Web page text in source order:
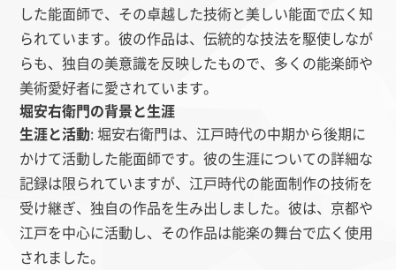
した能面師で、その卓越した技術と美しい能面で広く知
られています。彼の作品は、伝統的な技法を駆使しなが
らも、独自の美意識を反映したもので、多くの能楽師や
美術愛好者に愛されています。
堀安右衛門の背景と生涯
生涯と活動: 堀安右衛門は、江戸時代の中期から後期に
かけて活動した能面師です。彼の生涯についての詳細な
記録は限られていますが、江戸時代の能面制作の技術を
受け継ぎ、独自の作品を生み出しました。彼は、京都や
江戸を中心に活動し、その作品は能楽の舞台で広く使用
されました。